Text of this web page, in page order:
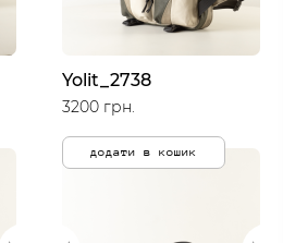
Yolit_2738
3200 грн.
додати в кошик